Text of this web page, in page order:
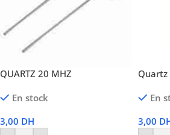
QUARTZ 20 MHZ
En stock
3,00 DH
Quartz
En
3,00